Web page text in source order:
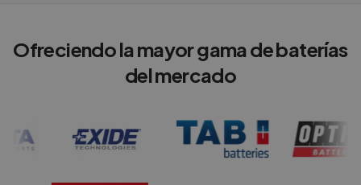
Ofreciendo la mayor gama de baterías
del mercado